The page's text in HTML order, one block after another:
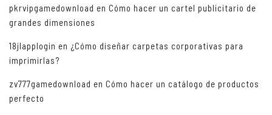
pkrvipgamedownload en Cómo hacer un cartel publicitario de
grandes dimensiones
18jlapplogin en ¿Cómo diseñar carpetas corporativas para
imprimirlas?
zv777gamedownload en Cómo hacer un catálogo de productos
perfecto